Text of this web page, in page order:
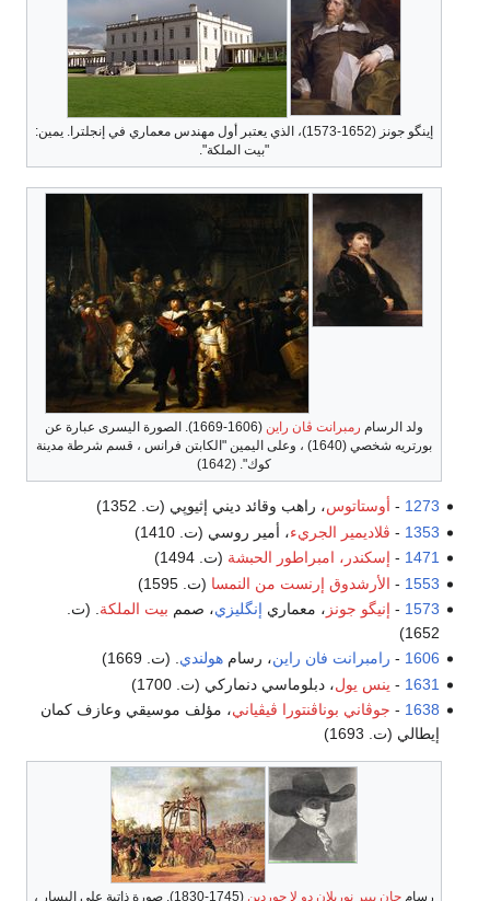
إينگو جونز (1652-1573)، الذي يعتبر أول مهندس معماري في إنجلترا. يمين:
"بيت الملكة".
ولد الرسام رمبرانت ڤان راين
(1606-1669). الصورة اليسرى عبارة عن
بورتريه شخصي (1640) ، وعلى اليمين "الكابتن فرانس ، قسم شرطة مدينة
كوك". (1642)
1273
- أوستاتوس، راهب وقائد ديني إثيوپي (ت. 1352)
1353
- ڤلاديمير الجريء، أمير روسي (ت. 1410)
1471
- إسكندر، امبراطور الحبشة (ت. 1494)
1553
- الأرشدوق إرنست من النمسا (ت. 1595)
1573
- إنيگو جونز ، معماري إنگليزي، صمم بيت الملكة . (ت.
1652)
1606
- رامبرانت فان راين، رسامهولندي. (ت. 1669)
1631
- ينس يول، دبلوماسي دنماركي (ت. 1700)
1638
- جوڤاني بوناڤنتورا ڤيڤياني، مؤلف موسيقي وعازف كمان
إيطالي (ت. 1693)
رسام جان بيير نوربلان دو لا جوردين
(1745-1830). صورة ذاتية على اليسار ،